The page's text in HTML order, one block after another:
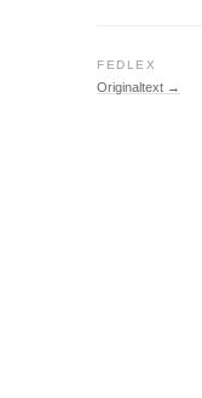
FEDLEX
Originaltext →